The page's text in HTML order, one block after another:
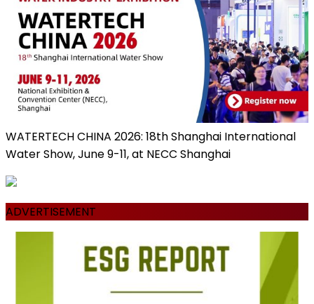
WATERTECH CHINA 2026: 18th Shanghai International
Water Show, June 9-11, at NECC Shanghai
ADVERTISEMENT